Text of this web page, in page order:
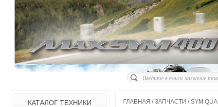
КАТАЛОГ ТЕХНИКИ ГЛАВНАЯ / ЗАПЧАСТИ / SYM